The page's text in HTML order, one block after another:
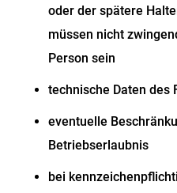
oder der spätere
müssen nicht
Person sein
technische Daten des
eventuelle
Betriebserlaubnis
bei